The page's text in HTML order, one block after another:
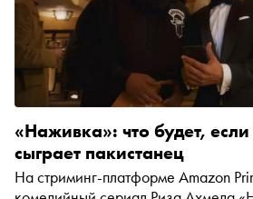
«Наживка»: что будет,
сыграет пакистанец
На стриминг-платформе Amazon